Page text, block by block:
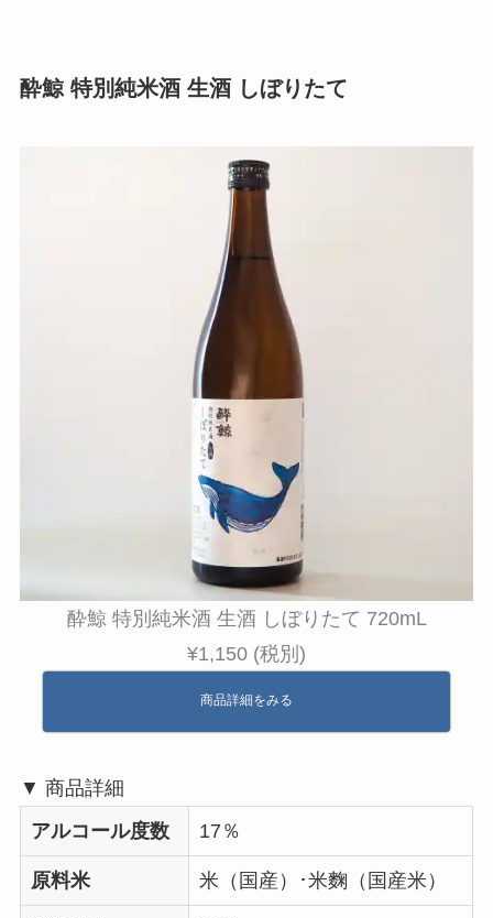
酔鯨 特別純米酒 生酒 しぼりたて
酔鯨 特別純米酒 生酒 しぼりたて 720mL
¥1,150 (税別)
商品詳細をみる
▼ 商品詳細
アルコール度数
17％
原料米 米（国産）･米麴（国産米）